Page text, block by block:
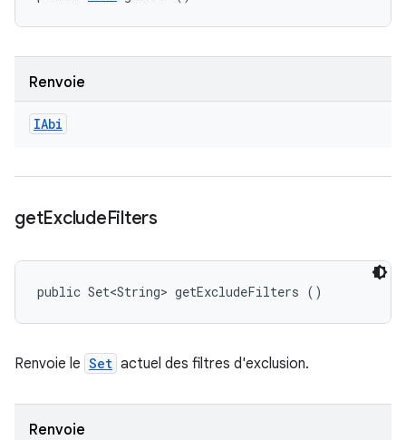
Renvoie
IAbi
getExcludeFilters
public Set<String> getExcludeFilters ()
Renvoie le Set actuel des filtres d'exclusion.
Renvoie